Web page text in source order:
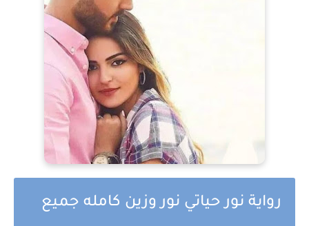
رواية نور حياتي نور وزين كامله جميع